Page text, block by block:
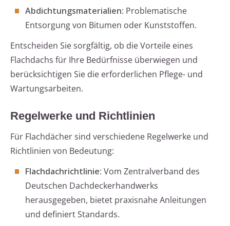
Abdichtungsmaterialien: Problematische
Entsorgung von Bitumen oder Kunststoffen.
Entscheiden Sie sorgfältig, ob die Vorteile eines
Flachdachs für Ihre Bedürfnisse überwiegen und
berücksichtigen Sie die erforderlichen Pflege- und
Wartungsarbeiten.
Regelwerke und Richtlinien
Für Flachdächer sind verschiedene Regelwerke und
Richtlinien von Bedeutung:
Flachdachrichtlinie: Vom Zentralverband des
Deutschen Dachdeckerhandwerks
herausgegeben, bietet praxisnahe Anleitungen
und definiert Standards.